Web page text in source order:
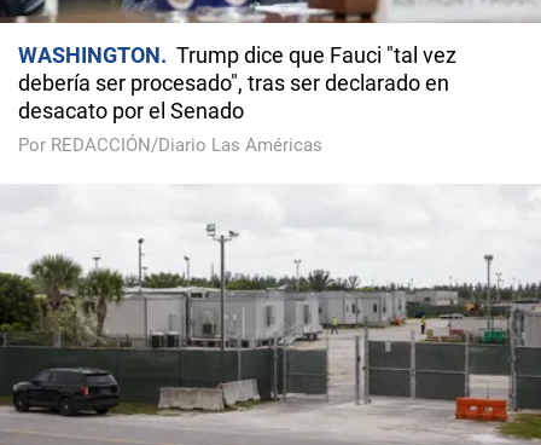
WASHINGTON
Trump dice que Fauci "tal vez
debería ser procesado", tras ser declarado en
desacato por el Senado
Por REDACCIÓN/Diario Las Américas